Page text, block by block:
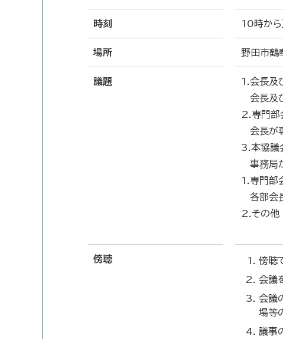
時刻 10時から
場所 野田市鶴
議題
1.会長及
会長及
2.専門部
会長が
3.本協議
事務局
1.専門部
各部会
2.その他
傍聴
傍聴
会議
会議
場等
議事